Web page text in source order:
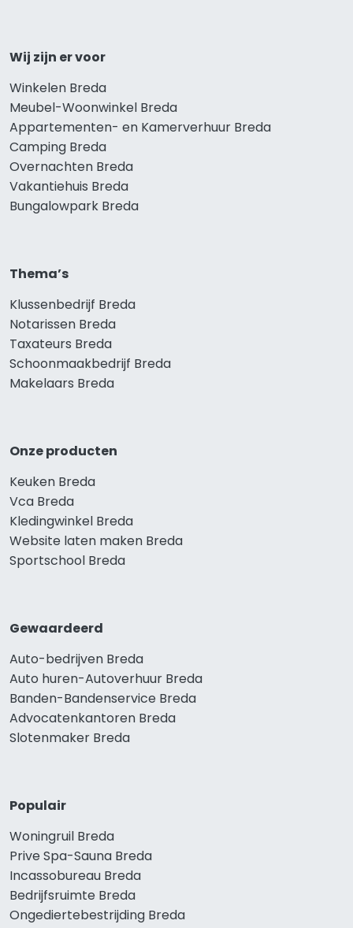
Wij zijn er voor
Winkelen Breda
Meubel-Woonwinkel Breda
Appartementen- en Kamerverhuur Breda
Camping Breda
Overnachten Breda
Vakantiehuis Breda
Bungalowpark Breda
Thema’s
Klussenbedrijf Breda
Notarissen Breda
Taxateurs Breda
Schoonmaakbedrijf Breda
Makelaars Breda
Onze producten
Keuken Breda
Vca Breda
Kledingwinkel Breda
Website laten maken Breda
Sportschool Breda
Gewaardeerd
Auto-bedrijven Breda
Auto huren-Autoverhuur Breda
Banden-Bandenservice Breda
Advocatenkantoren Breda
Slotenmaker Breda
Populair
Woningruil Breda
Prive Spa-Sauna Breda
Incassobureau Breda
Bedrijfsruimte Breda
Ongediertebestrijding Breda